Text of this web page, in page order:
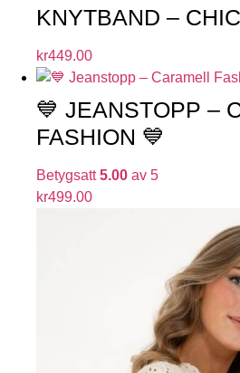
KNYTBAND –
kr449.00
💙 JEANSTOPP –
FASHION 💙
Betygsatt5.00 av 5
kr499.00